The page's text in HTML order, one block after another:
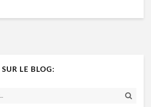
LE BLOG: